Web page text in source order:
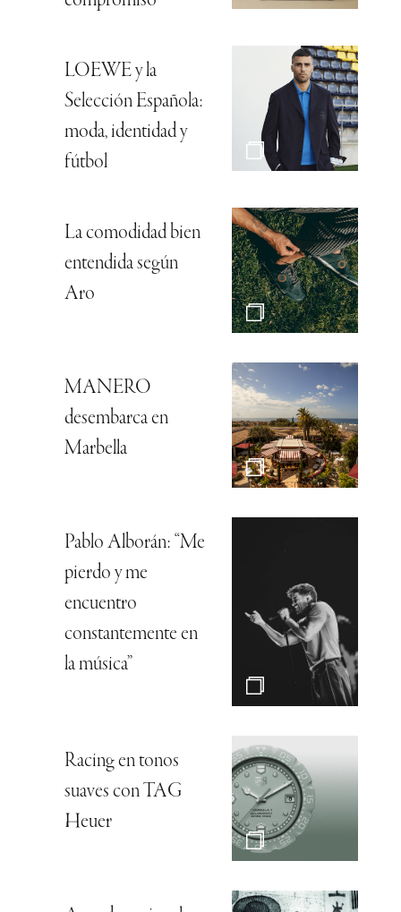
LOEWE y la
Selección Española:
moda, identidad y
fútbol
La comodidad bien
entendida según
Aro
MANERO
desembarca en
Marbella
Pablo Alborán: “Me
pierdo y me
encuentro
constantemente en
la música”
Racing en tonos
suaves con TAG
Heuer